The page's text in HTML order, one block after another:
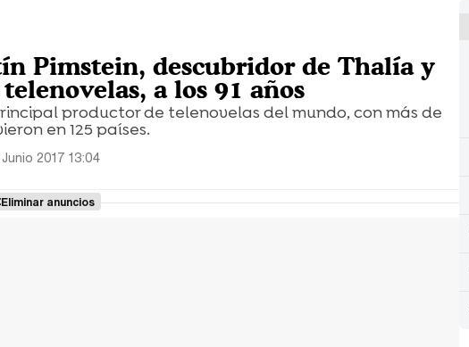
Pimstein, descubridor de Thalía y
a los 91 años
productor de telenovelas del mundo, con más de
en 125 países.
2017 13:04
Eliminar anuncios